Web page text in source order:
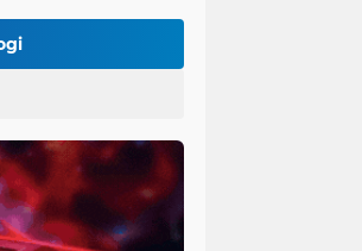
Aiptu Budiansyah Perkuat Siskamling Bersama Warga, Polsek Cikupa Tingkatkan Sinergi Jaga Kamtibmas